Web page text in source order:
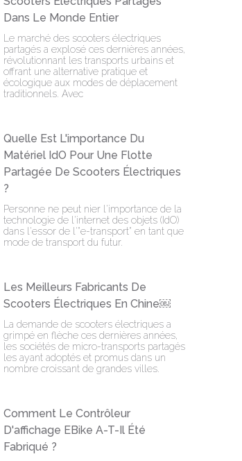
Dans Le Monde Entier
Le marché des scooters électriques
partagés a explosé ces dernières années,
révolutionnant les transports urbains et
offrant une alternative pratique et
écologique aux modes de déplacement
traditionnels. Avec
Quelle Est L'importance Du
Matériel IdO Pour Une Flotte
Partagée De Scooters Électriques
?
Personne ne peut nier l'importance de la
technologie de l'internet des objets (IdO)
dans l'essor de l'"e-transport" en tant que
mode de transport du futur.
Les Meilleurs Fabricants De
Scooters Électriques En Chine￼
La demande de scooters électriques a
grimpé en flèche ces dernières années,
les sociétés de micro-transports partagés
les ayant adoptés et promus dans un
nombre croissant de grandes villes.
Comment Le Contrôleur
D'affichage EBike A-T-Il Été
Fabriqué ?